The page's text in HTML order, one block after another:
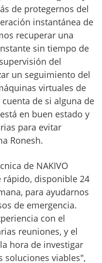
de protegernos del
instantánea de
recuperar una
sin tiempo de
del
un seguimiento del
virtuales de
de si alguna de
en buen estado y
para evitar
Ronesh.
de NAKIVO
disponible 24
para ayudarnos
de emergencia.
con el
reuniones, y el
hora de investigar
soluciones viables",